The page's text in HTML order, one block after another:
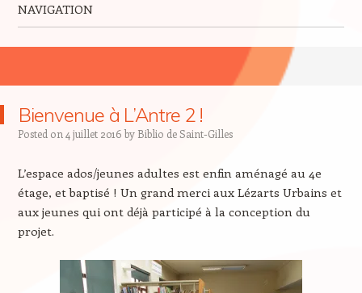
NAVIGATION
Bienvenue à L’Antre 2 !
Posted on 4 juillet 2016 by Biblio de Saint-Gilles
L’espace ados/jeunes adultes est enfin aménagé au 4e
étage, et baptisé ! Un grand merci aux Lézarts Urbains et
aux jeunes qui ont déjà participé à la conception du
projet.